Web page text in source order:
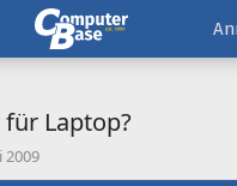
Laptop?
2009